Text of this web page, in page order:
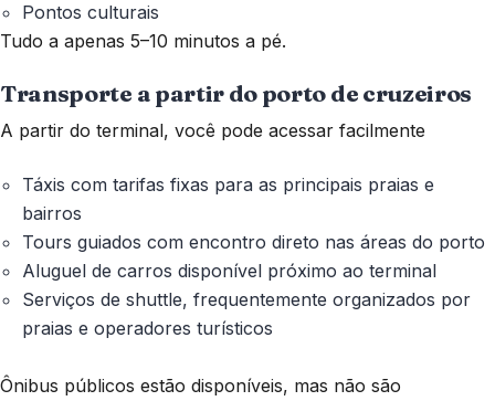
Pontos culturais
Tudo a apenas 5–10 minutos a pé.
Transporte a partir do porto de cruzeiros
A partir do terminal, você pode acessar facilmente
Táxis com tarifas fixas para as principais praias e
bairros
Tours guiados com encontro direto nas áreas do porto
Aluguel de carros disponível próximo ao terminal
Serviços de shuttle, frequentemente organizados por
praias e operadores turísticos
Ônibus públicos estão disponíveis, mas não são